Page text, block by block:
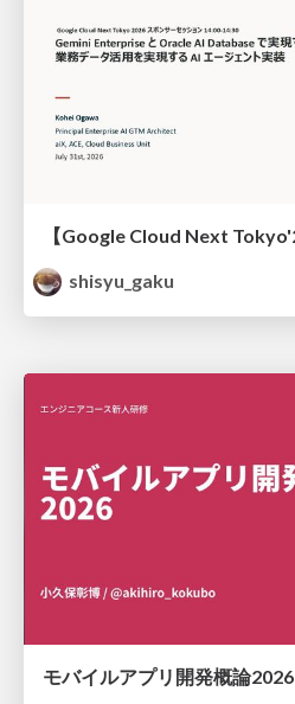
shisyu_gaku
モバイルアプリ開発概論2026